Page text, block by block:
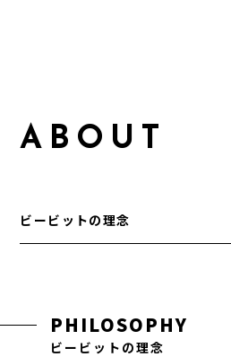
A B O U T
ビービットの理念
PHILOSOPHY
ビービットの理念